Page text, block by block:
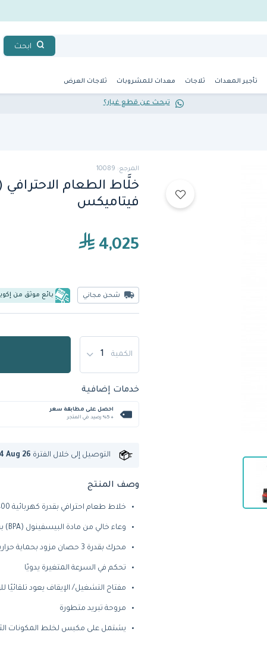
ابحث
تأجير المعدات ثلاجات معدات للمشروبات ثلاجات العرض
تبحث عن قطع غيار؟
المرجع: 10089
فيتاميكس
4,025
شحن مجاني بائع موثق من
الكمية
خدمات إضافية
احصل على مطابقة سعر
+ %5 رصيد في المتجر
التوصيل إلى خلال الفترة Aug 26
وصف المنتج
خلاط طعام احترافي بقدرة كهربائية 1400 واط
وعاء خالي من مادة البيسفينول (BPA) بسعة 2.0 لتر ومزود بسدادة غطاء قابلة للإزالة
محرك بقدرة 3 حصان مزود بحماية حرارية مطورة
تحكم في السرعة المتغيرة يدويًا
مفتاح التشغيل/ الإيقاف يعود تلقائيًا
مروحة تبريد متطورة
يشتمل على مكبس لخلط المكونات